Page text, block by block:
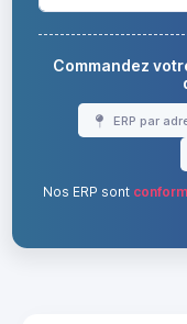
Commandez
ERP par
Nos ERP sont